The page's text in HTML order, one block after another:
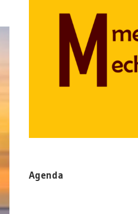
Agenda